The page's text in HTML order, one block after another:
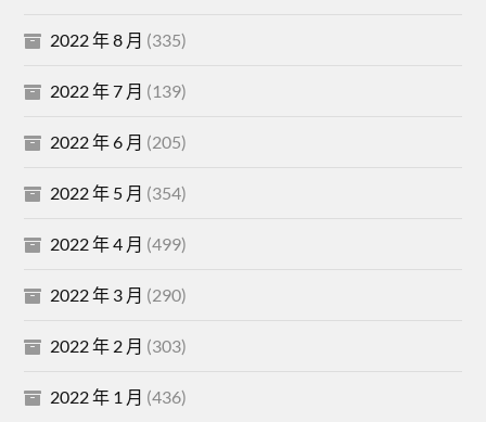
2022 年 8 月 (335)
2022 年 7 月 (139)
2022 年 6 月 (205)
2022 年 5 月 (354)
2022 年 4 月 (499)
2022 年 3 月 (290)
2022 年 2 月 (303)
2022 年 1 月 (436)